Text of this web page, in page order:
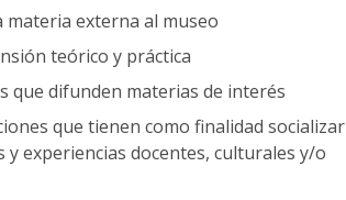
materia externa al museo
teórico y práctica
que difunden materias de interés
que tienen como finalidad socializar
experiencias docentes, culturales y/o